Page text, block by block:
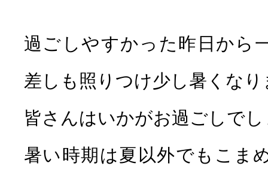
小児歯科 子供の矯
過ごしやすかった昨日から
差しも照りつけ少し暑くな
皆さんはいかがお過ごしで
暑い時期は夏以外でもこま